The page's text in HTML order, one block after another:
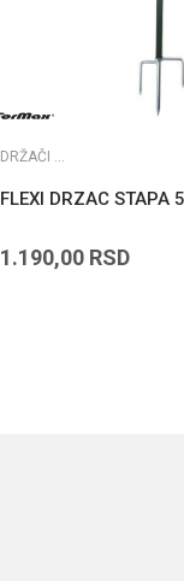
DRŽAČI ŠTAPOVA
FLEXI DRZAC STAPA
1.190,00 RSD